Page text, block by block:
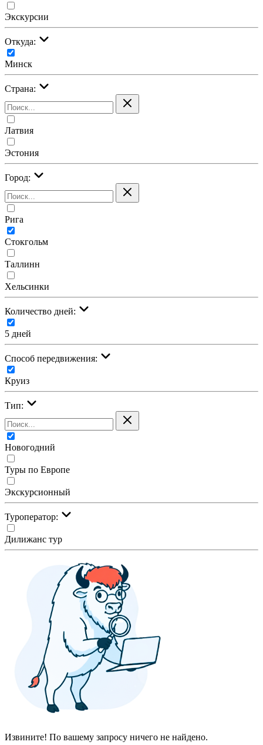
Экскурсии
Откуда:
Минск
Страна:
Латвия
Эстония
Город:
Рига
Стокгольм
Таллинн
Хельсинки
Количество дней:
5 дней
Cпособ передвижения:
Круиз
Тип:
Новогодний
Туры по Европе
Экскурсионный
Туроператор:
Дилижанс тур
Извините! По вашему запросу ничего не найдено.